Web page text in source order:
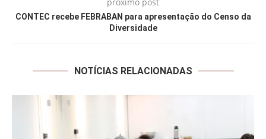
próximo post
CONTEC recebe FEBRABAN para apresentação do Censo da
Diversidade
NOTÍCIAS RELACIONADAS